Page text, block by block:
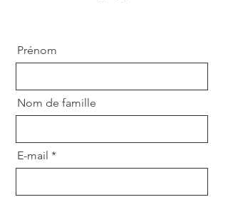
Prénom
Nom de famille
E-mail